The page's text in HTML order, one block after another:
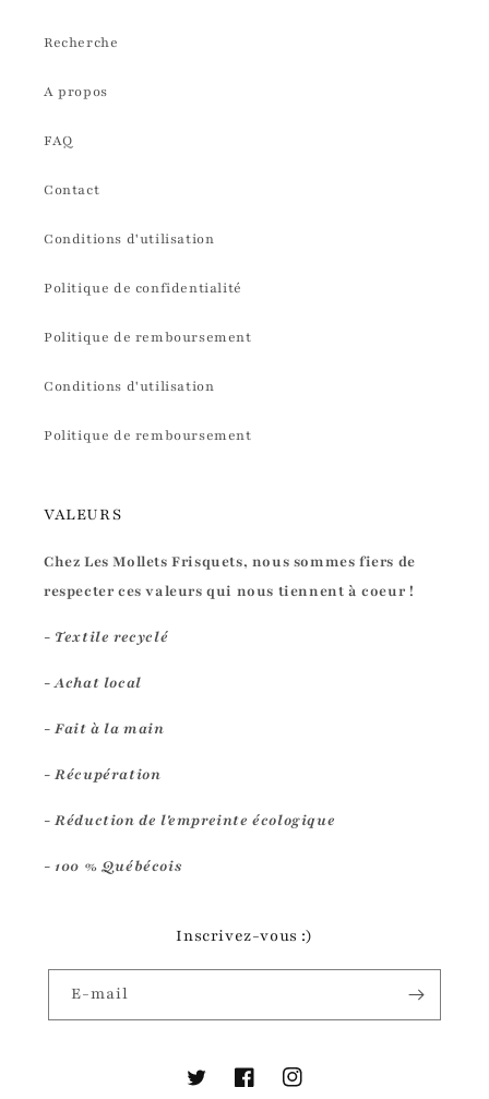
Recherche
A propos
FAQ
Contact
Conditions d'utilisation
Politique de confidentialité
Politique de remboursement
Conditions d'utilisation
Politique de remboursement
VALEURS
Chez Les Mollets Frisquets, nous sommes fiers de
respecter ces valeurs qui nous tiennent à coeur !
- Textile recyclé
- Achat local
- Fait à la main
- Récupération
- Réduction de l'empreinte écologique
- 100 % Québécois
Inscrivez-vous :)
E-mail
TwitterFacebookInstagram